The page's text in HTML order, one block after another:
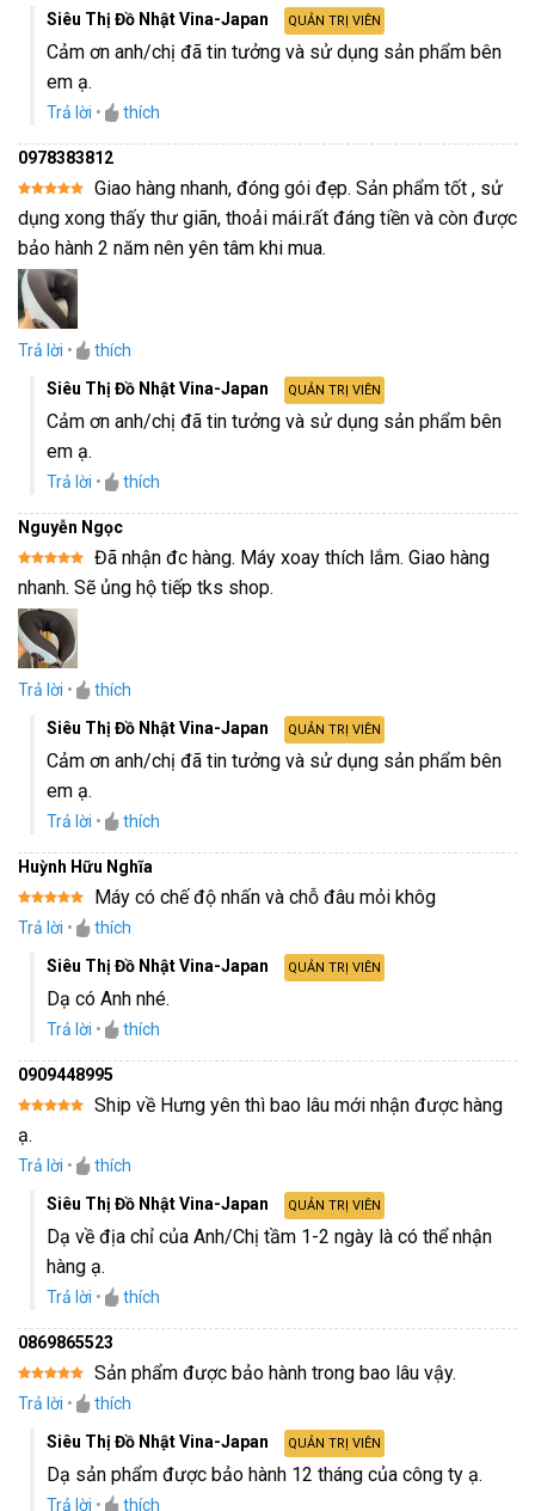
Siêu Thị Đồ Nhật Vina-Japan
QUẢN TRỊ VIÊN
Cảm ơn anh/chị đã tin tưởng và sử dụng sản phẩm bên
em ạ.
Trả lời • thích
0978383812
hạng5
5
Giao hàng nhanh, đóng gói đẹp. Sản phẩm tốt , sử
dụng xong thấy thư giãn, thoải mái.rất đáng tiền và còn được
bảo hành 2 năm nên yên tâm khi mua.
Trả lời •
thích
Siêu Thị Đồ Nhật Vina-Japan
QUẢN TRỊ VIÊN
Cảm ơn anh/chị đã tin tưởng và sử dụng sản phẩm bên
em ạ.
Trả lời • thích
Nguyễn Ngọc
hạng55
Đã nhận đc hàng. Máy xoay thích lắm. Giao hàng
nhanh. Sẽ ủng hộ tiếp tks shop.
Trả lời •
thích
Siêu Thị Đồ Nhật Vina-Japan
QUẢN TRỊ VIÊN
Cảm ơn anh/chị đã tin tưởng và sử dụng sản phẩm bên
em ạ.
Trả lời • thích
Huỳnh Hữu Nghĩa
hạng55
Máy có chế độ nhấn và chỗ đâu mỏi khôg
Trả lời •
thích
Siêu Thị Đồ Nhật Vina-Japan
QUẢN TRỊ VIÊN
Dạ có Anh nhé.
Trả lời • thích
0909448995
hạng
Ship về Hưng yên thì bao lâu mới nhận được hàng
ạ.
Trả lời •
thích
Siêu Thị Đồ Nhật Vina-Japan
QUẢN TRỊ VIÊN
Dạ về địa chỉ của Anh/Chị tầm 1-2 ngày là có thể nhận
hàng ạ.
Trả lời • thích
0869865523
hạng55
Sản phẩm được bảo hành trong bao lâu vậy.
Trả lời •
thích
Siêu Thị Đồ Nhật Vina-Japan
QUẢN TRỊ VIÊN
Dạ sản phẩm được bảo hành 12 tháng của công ty ạ.
Trả lời • thích